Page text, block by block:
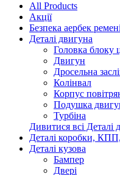
All Products
Акції
Безпека аербек
Деталі двигуна
Головка блоку
Двигун
Дросельна
Колінвал
Корпус
Подушка
Турбіна
Дивитися всі Деталі
Деталі коробки,
Деталі кузова
Бампер
Двері